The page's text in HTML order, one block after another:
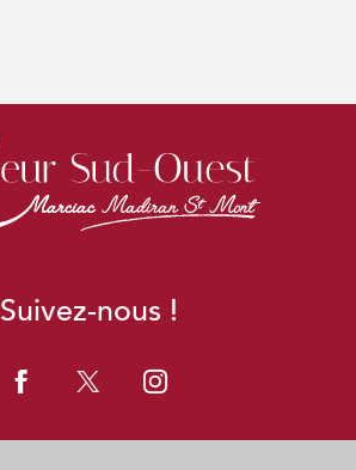
Suivez-nous !